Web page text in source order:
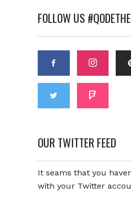
FOLLOW US
OUR TWITTER FEED
It seams that you
with your Twitter